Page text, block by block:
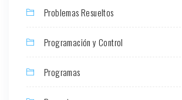
Problemas Resueltos
Programación y Control
Programas